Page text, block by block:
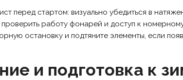
перед стартом: визуально убедиться в
проверить работу фонарей и доступ к
остановку и подтяните элементы, если
и подготовка к